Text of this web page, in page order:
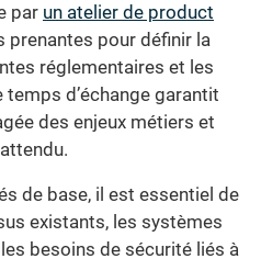
par un atelier de product
prenantes pour définir la
réglementaires et les
d’échange garantit
des enjeux métiers et
de base, il est essentiel de
existants, les systèmes
besoins de sécurité liés à